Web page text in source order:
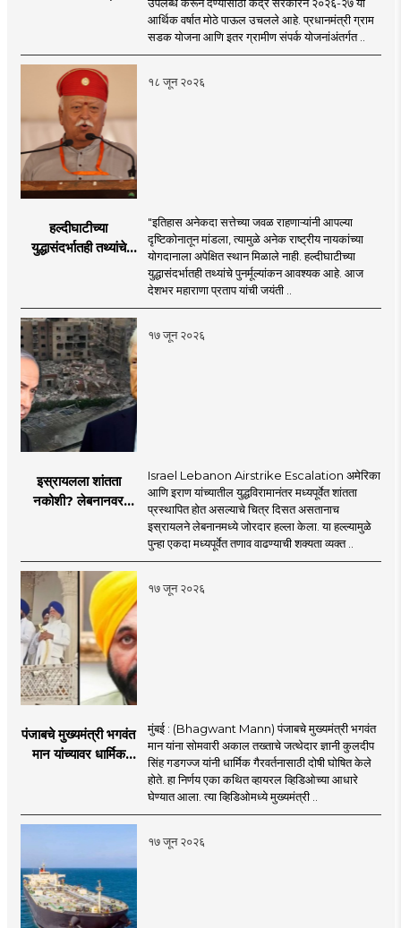
लक्ष्य!
आर्थिक वर्षात मोठे पाऊल उचलले आहे. प्रधानमंत्री ग्राम
सडक योजना आणि इतर ग्रामीण संपर्क योजनांअंतर्गत ..
१८ जून २०२६
हल्दीघाटीच्या
युद्धासंदर्भातही तथ्यांचे
मोहनजी भागवत
"इतिहास अनेकदा सत्तेच्या जवळ राहणाऱ्यांनी आपल्या
दृष्टिकोनातून मांडला, त्यामुळे अनेक राष्ट्रीय नायकांच्या
योगदानाला अपेक्षित स्थान मिळाले नाही. हल्दीघाटीच्या
युद्धासंदर्भातही तथ्यांचे पुनर्मूल्यांकन आवश्यक आहे. आज
देशभर महाराणा प्रताप यांची जयंती ..
१७ जून २०२६
इस्रायलला शांतता
नकोशी? लेबनानवर
इराण-अमेरिकेत आरोप-
प्रत्यारोप
Israel Lebanon Airstrike Escalation अमेरिका
आणि इराण यांच्यातील युद्धविरामानंतर मध्यपूर्वेत शांतता
प्रस्थापित होत असल्याचे चित्र दिसत असतानाच
इस्रायलने लेबनानमध्ये जोरदार हल्ला केला. या हल्ल्यामुळे
पुन्हा एकदा मध्यपूर्वेत तणाव वाढण्याची शक्यता व्यक्त ..
१७ जून २०२६
पंजाबचे मुख्यमंत्री भगवंत
मान यांच्यावर धार्मिक
खळबळ
मुंबई : (Bhagwant Mann) पंजाबचे मुख्यमंत्री भगवंत
मान यांना सोमवारी अकाल तख्ताचे जत्थेदार ज्ञानी कुलदीप
सिंह गडगज्ज यांनी धार्मिक गैरवर्तनासाठी दोषी घोषित केले
होते. हा निर्णय एका कथित व्हायरल व्हिडिओच्या आधारे
घेण्यात आला. त्या व्हिडिओमध्ये मुख्यमंत्री ..
१७ जून २०२६